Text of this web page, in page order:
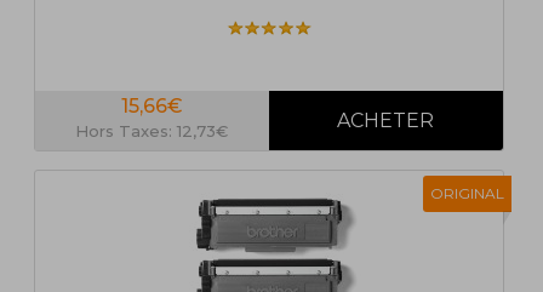
15,66€
Hors Taxes: 12,73€
ORIGINAL